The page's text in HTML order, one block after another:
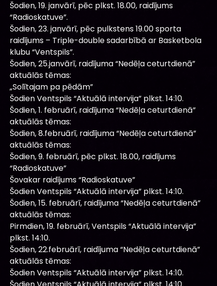
Šodien, 19. janvārī, pēc plkst. 18.00, raidījums
“Radioskatuve”.
Šodien, 23. janvārī, pēc pulkstens 19.00 sporta
raidījums – Triple-double sadarbībā ar Basketbola
klubu “Ventspils”.
Šodien, 25.janvārī, raidījuma “Nedēļa ceturtdienā”
aktuālās tēmas:
„Solītajam pa pēdām”
Šodien Ventspils “Aktuālā intervija” plkst. 14:10.
Šodien, 1. februārī, raidījuma “Nedēļa ceturtdienā”
aktuālās tēmas:
Šodien, 8.februārī, raidījuma “Nedēļa ceturtdienā”
aktuālās tēmas:
Šodien, 9. februārī, pēc plkst. 18.00, raidījums
“Radioskatuve”
Šovakar raidījums “Radioskatuve”
Šodien Ventspils “Aktuālā intervija” plkst. 14:10.
Šodien, 15. februārī, raidījuma “Nedēļa ceturtdienā”
aktuālās tēmas:
Pirmdien, 19. februārī, Ventspils “Aktuālā intervija”
plkst. 14:10.
Šodien, 22.februārī, raidījuma “Nedēļa ceturtdienā”
aktuālās tēmas:
Šodien Ventspils “Aktuālā intervija” plkst. 14:10.